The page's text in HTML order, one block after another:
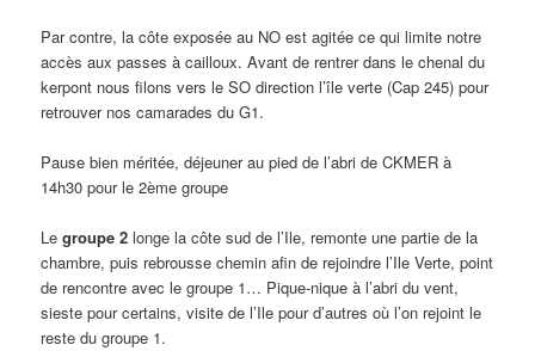
Par contre, la côte exposée au NO est agitée ce qui limite notre
accès aux passes à cailloux. Avant de rentrer dans le chenal du
kerpont nous filons vers le SO direction l’île verte (Cap 245) pour
retrouver nos camarades du G1.
Pause bien méritée, déjeuner au pied de l’abri de CKMER à
14h30 pour le 2ème groupe
Legroupe 2 longe la côte sud de l’Ile, remonte une partie de la
chambre, puis rebrousse chemin afin de rejoindre l’Ile Verte, point
de rencontre avec le groupe 1… Pique-nique à l’abri du vent,
sieste pour certains, visite de l’Ile pour d’autres où l’on rejoint le
reste du groupe 1.